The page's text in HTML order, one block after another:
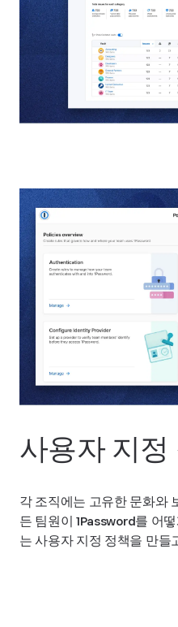
사용자 지정
각 조직에는 고유한 문화와
든 팀원이 1Password를 어
는 사용자 지정 정책을 만들